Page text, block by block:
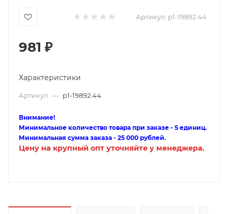
Артикул: p1-19892.44
981 ₽
Характеристики
Артикул — p1-19892.44
Внимание!
Минимальное количество товара при заказе - 5 единиц.
Минимальная сумма заказа - 25 000 рублей.
Цену на крупный опт уточняйте у менеджера.